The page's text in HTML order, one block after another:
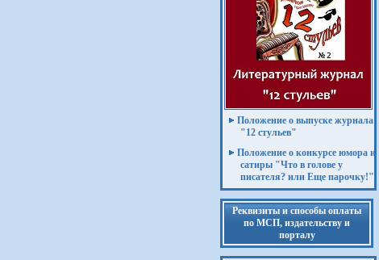
Положение о выпуске журнала
"12 стульев"
Положение о конкурсе юмора и
сатиры "Что в голове у
писателя? или Еще парочку!"
Реквизиты и способы оплаты
по МСП, издательству и
порталу